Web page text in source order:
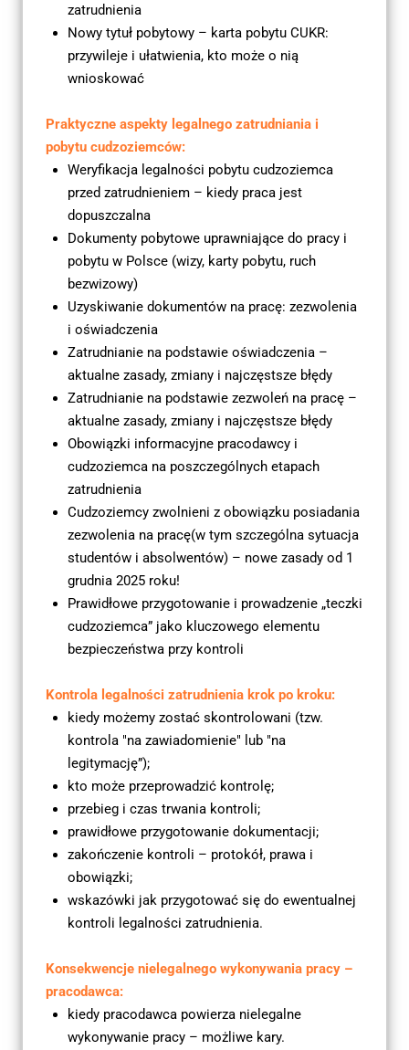
zatrudnienia
Nowy tytuł pobytowy – karta pobytu CUKR:
przywileje i ułatwienia, kto może o nią
wnioskować
Praktyczne aspekty legalnego zatrudniania i
pobytu cudzoziemców:
Weryfikacja legalności pobytu cudzoziemca
przed zatrudnieniem – kiedy praca jest
dopuszczalna
Dokumenty pobytowe uprawniające do pracy i
pobytu w Polsce (wizy, karty pobytu, ruch
bezwizowy)
Uzyskiwanie dokumentów na pracę: zezwolenia
i oświadczenia
Zatrudnianie na podstawie oświadczenia –
aktualne zasady, zmiany i najczęstsze błędy
Zatrudnianie na podstawie zezwoleń na pracę –
aktualne zasady, zmiany i najczęstsze błędy
Obowiązki informacyjne pracodawcy i
cudzoziemca na poszczególnych etapach
zatrudnienia
Cudzoziemcy zwolnieni z obowiązku posiadania
zezwolenia na pracę(w tym szczególna sytuacja
studentów i absolwentów) – nowe zasady od 1
grudnia 2025 roku!
Prawidłowe przygotowanie i prowadzenie „teczki
cudzoziemca” jako kluczowego elementu
bezpieczeństwa przy kontroli
Kontrola legalności zatrudnienia krok po kroku:
kiedy możemy zostać skontrolowani (tzw.
kontrola "na zawiadomienie" lub "na
legitymację”);
kto może przeprowadzić kontrolę;
przebieg i czas trwania kontroli;
prawidłowe przygotowanie dokumentacji;
zakończenie kontroli – protokół, prawa i
obowiązki;
wskazówki jak przygotować się do ewentualnej
kontroli legalności zatrudnienia.
Konsekwencje nielegalnego wykonywania pracy –
pracodawca:
kiedy pracodawca powierza nielegalne
wykonywanie pracy – możliwe kary.